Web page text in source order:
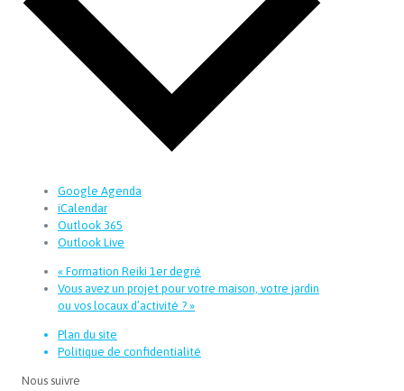
Google Agenda
iCalendar
Outlook 365
Outlook Live
« Formation Reiki 1er degré
Vous avez un projet pour votre maison, votre jardin
ou vos locaux d’activité ? »
Plan du site
Politique de confidentialité
Nous suivre